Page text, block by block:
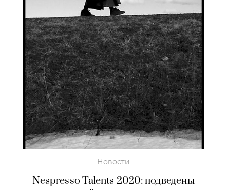
Новости
Nespresso Talents 2020: подведены